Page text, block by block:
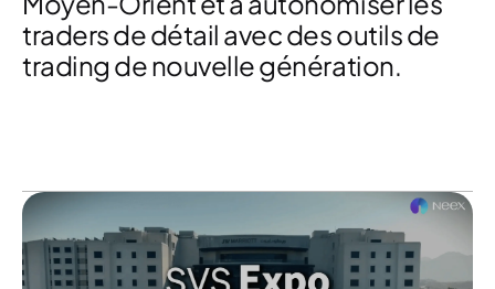
traders de détail avec des outils de
trading de nouvelle génération.